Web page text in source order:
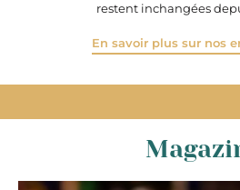
restent inchangées
En savoir plus sur nos